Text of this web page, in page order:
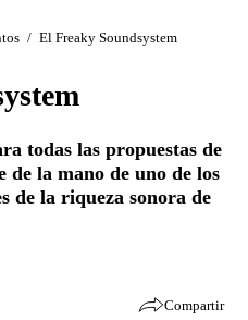
/ El Freaky Soundsystem
todas las propuestas de
de la mano de uno de los
de la riqueza sonora de
Compartir